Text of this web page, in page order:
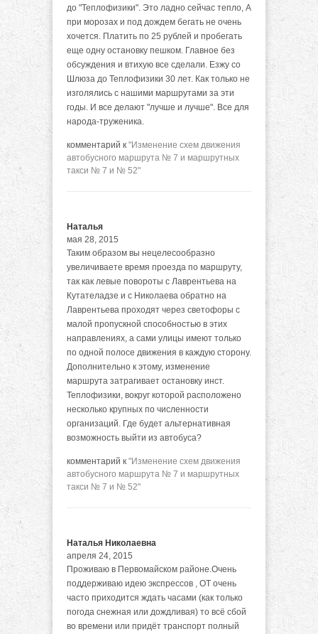
до "Теплофизики". Это ладно сейчас тепло, А
при морозах и под дождем бегать не очень
хочется. Платить по 25 рублей и пробегать
еще одну остановку пешком. Главное без
обсуждения и втихую все сделали. Езжу со
Шлюза до Теплофизики 30 лет. Как только не
изголялись с нашими маршрутами за эти
годы. И все делают "лучше и лучше". Все для
народа-труженика.
комментарий к "Изменение схем движения
автобусного маршрута № 7 и маршрутных
такси № 7 и № 52"
Наталья
мая 28, 2015
Таким образом вы нецелесообразно
увеличиваете время проезда по маршруту,
так как левые повороты с Лаврентьева на
Кутателадзе и с Николаева обратно на
Лаврентьева проходят через светофоры с
малой пропускной способностью в этих
направлениях, а сами улицы имеют только
по одной полосе движения в каждую сторону.
Дополнительно к этому, изменение
маршрута затрагивает остановку инст.
Теплофизики, вокруг которой расположено
несколько крупных по численности
организаций. Где будет альтернативная
возможность выйти из автобуса?
комментарий к "Изменение схем движения
автобусного маршрута № 7 и маршрутных
такси № 7 и № 52"
Наталья Николаевна
апреля 24, 2015
Проживаю в Первомайском районе.Очень
поддерживаю идею экспрессов , ОТ очень
часто приходится ждать часами (как только
погода снежная или дождливая) то всё сбой
во времени или придёт транспорт полный